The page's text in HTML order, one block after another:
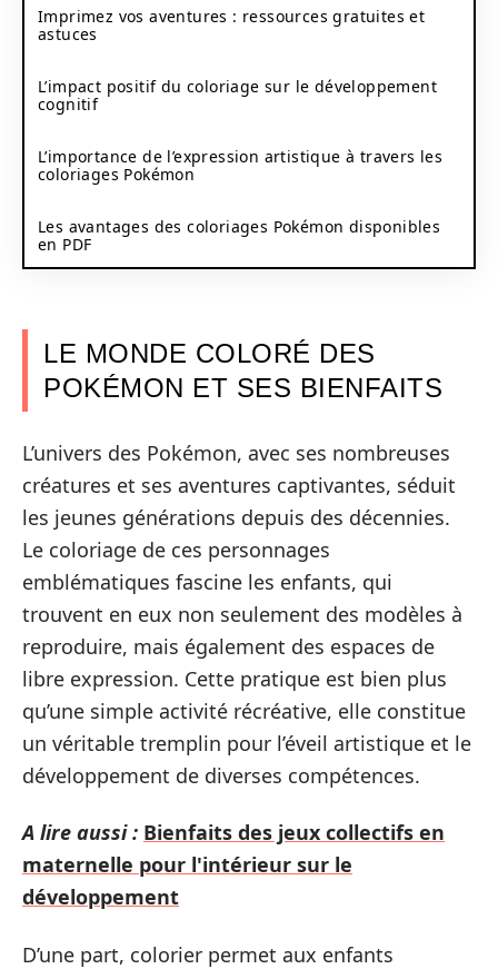
Imprimez vos aventures : ressources gratuites et
astuces
L’impact positif du coloriage sur le développement
cognitif
L’importance de l’expression artistique à travers les
coloriages Pokémon
Les avantages des coloriages Pokémon disponibles
en PDF
LE MONDE COLORÉ DES
POKÉMON ET SES BIENFAITS
L’univers des Pokémon, avec ses nombreuses
créatures et ses aventures captivantes, séduit
les jeunes générations depuis des décennies.
Le coloriage de ces personnages
emblématiques fascine les enfants, qui
trouvent en eux non seulement des modèles à
reproduire, mais également des espaces de
libre expression. Cette pratique est bien plus
qu’une simple activité récréative, elle constitue
un véritable tremplin pour l’éveil artistique et le
développement de diverses compétences.
A lire aussi : Bienfaits des jeux collectifs en
maternelle pour l'intérieur sur le
développement
D’une part, colorier permet aux enfants